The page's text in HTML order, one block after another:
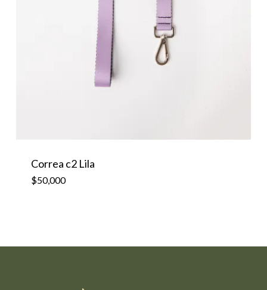
Correa c2 Lila
$50,000